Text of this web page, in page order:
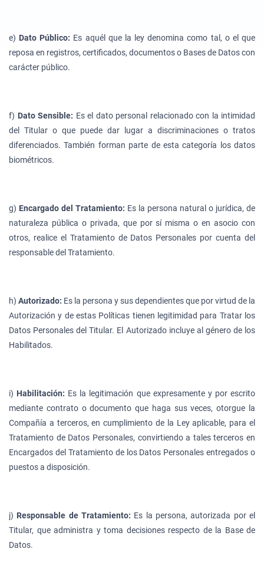
e) Dato Público: Es aquél que la ley denomina como tal, o el que
reposa en registros, certificados, documentos o Bases de Datos con
carácter público.
f) Dato Sensible: Es el dato personal relacionado con la intimidad
del Titular o que puede dar lugar a discriminaciones o tratos
diferenciados. También forman parte de esta categoría los datos
biométricos.
g) Encargado del Tratamiento: Es la persona natural o jurídica, de
naturaleza pública o privada, que por sí misma o en asocio con
otros, realice el Tratamiento de Datos Personales por cuenta del
responsable del Tratamiento.
h) Autorizado: Es la persona y sus dependientes que por virtud de la
Autorización y de estas Políticas tienen legitimidad para Tratar los
Datos Personales del Titular. El Autorizado incluye al género de los
Habilitados.
i) Habilitación: Es la legitimación que expresamente y por escrito
mediante contrato o documento que haga sus veces, otorgue la
Compañía a terceros, en cumplimiento de la Ley aplicable, para el
Tratamiento de Datos Personales, convirtiendo a tales terceros en
Encargados del Tratamiento de los Datos Personales entregados o
puestos a disposición.
j) Responsable de Tratamiento: Es la persona, autorizada por el
Titular, que administra y toma decisiones respecto de la Base de
Datos.